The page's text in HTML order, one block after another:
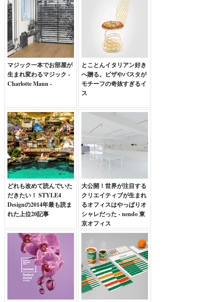
マジック一本でお部屋が
生まれ変わるマジック -
Charlotte Mann -
とことんイタリアン好き
へ贈る。ピザやパスタが
モチーフの奇抜すぎるイ
ス
どれも改めて読んでいた
だきたい！ STYLE4
Designの2014年最も読ま
れた上位20記事
大公開！世界が注目する
クリエイティブが生まれ
るオフィスはやっぱりオ
シャレだった - nendo 東
京オフィス